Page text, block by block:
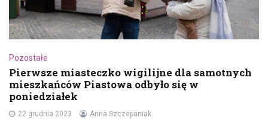
Pozostałe
Pierwsze miasteczko wigilijne dla samotnych
mieszkańców Piastowa odbyło się w
poniedziałek
22 grudnia 2023 Anna Szczepaniak